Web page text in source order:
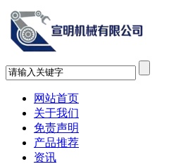
网站首页
关于我们
免责声明
产品推荐
资讯